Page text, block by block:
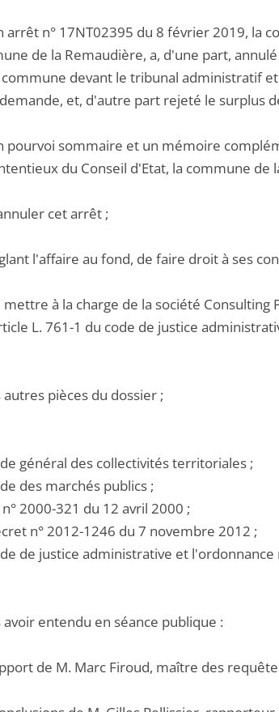
arrêt n° 17NT02395 du 8 février 2019, la
de la Remaudière, a, d'une part,
devant le tribunal administratif
et, d'autre part rejeté le surplus
pourvoi sommaire et un mémoire
du Conseil d'Etat, la commune de
cet arrêt ;
l'affaire au fond, de faire droit à ses
mettre à la charge de la société
L. 761-1 du code de justice
autres pièces du dossier ;
général des collectivités territoriales ;
des marchés publics ;
2000-321 du 12 avril 2000 ;
n° 2012-1246 du 7 novembre 2012 ;
de justice administrative et l'ordonnance
avoir entendu en séance publique :
de M. Marc Firoud, maître des